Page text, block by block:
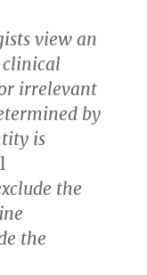
view an
irrelevant
by
is
the
the